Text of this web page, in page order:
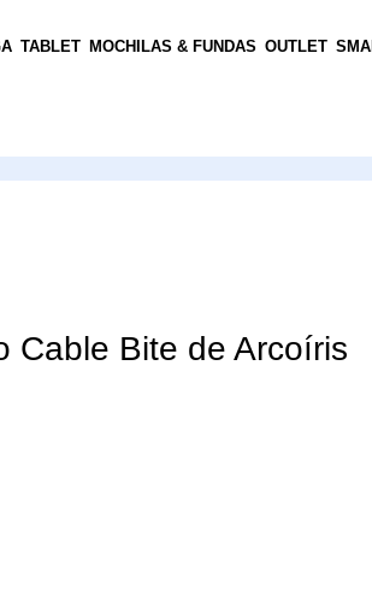
TABLET MOCHILAS & FUNDAS OUTLET
Cable Bite de Arcoíris